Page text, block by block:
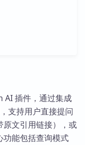
插件，通过集成
支持用户直接提问
原文引用链接），或
功能包括查询模式